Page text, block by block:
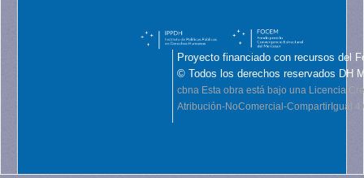
Proyecto financiado con recursos del
© Todos los derechos reservados DH
cbna Esta obra está bajo una Licencia
Atribución-NoComercial-CompartirIgual